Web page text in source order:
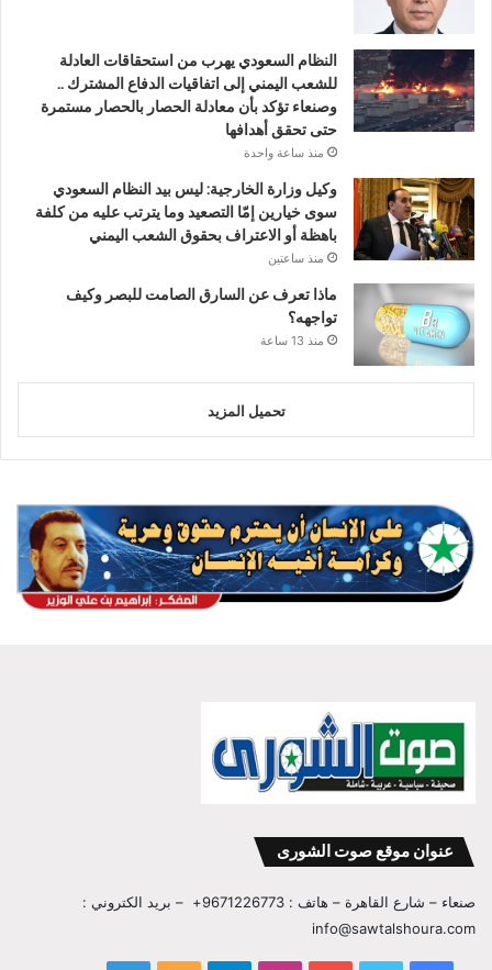
النظام السعودي يهرب من استحقاقات العادلة
للشعب اليمني إلى اتفاقيات الدفاع المشترك ..
وصنعاء تؤكد بأن معادلة الحصار بالحصار مستمرة
حتى تحقق أهدافها
منذ ساعة واحدة
وكيل وزارة الخارجية: ليس بيد النظام السعودي
سوى خيارين إمّا التصعيد وما يترتب عليه من كلفة
باهظة أو الاعتراف بحقوق الشعب اليمني
منذ ساعتين
ماذا تعرف عن السارق الصامت للبصر وكيف
تواجهه؟
منذ 13 ساعة
تحميل المزيد
عنوان موقع صوت الشورى
صنعاء – شارع القاهرة – هاتف : 9671226773+ – بريد الكتروني :
info@sawtalshoura.com